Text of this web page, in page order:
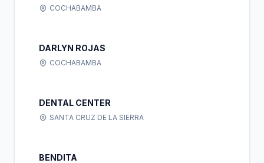
COCHABAMBA
DARLYN ROJAS
COCHABAMBA
DENTAL CENTER
SANTA CRUZ DE LA SIERRA
BENDITA